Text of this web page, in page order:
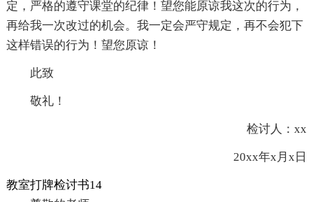
定，严格的遵守课堂的纪律！望您能原谅我这次的行为，
再给我一次改过的机会。我一定会严守规定，再不会犯下
这样错误的行为！望您原谅！
此致
敬礼！
检讨人：xx
20xx年x月x日
教室打牌检讨书14